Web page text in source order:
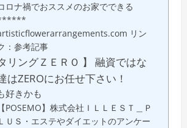
ロナ禍でおススメのお家でできる
リン
：参考記事
リングＺＥＲＯ 】 融資ではな
はZEROにお任せ下さい！
好きかも
【POSEMO】株式会社ＩＬＬＥＳＴ＿Ｐ
ＬＵＳ・エステやダイエットのアンケー